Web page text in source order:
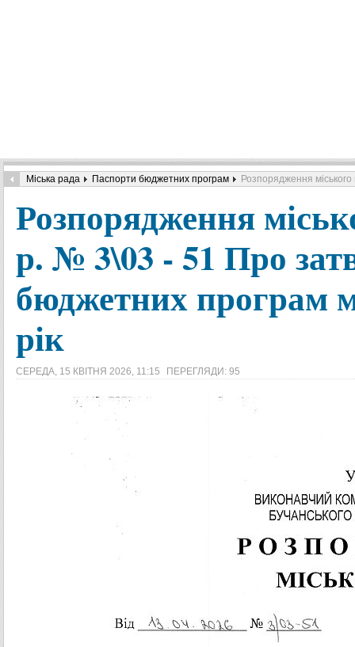
Міська рада Паспорти бюджетних програм Розпорядження
Розпорядження
р. № 3\03 - 51 Про
бюджетних програм
рік
СЕРЕДА, 15 КВІТНЯ 2026, 11:15 ПЕРЕГЛЯДИ: 95